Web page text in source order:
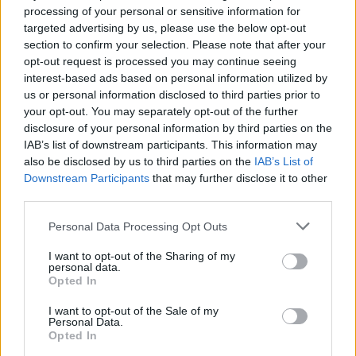
processing of your personal or sensitive information for
targeted advertising by us, please use the below opt-out
section to confirm your selection. Please note that after your
opt-out request is processed you may continue seeing
interest-based ads based on personal information utilized by
us or personal information disclosed to third parties prior to
your opt-out. You may separately opt-out of the further
disclosure of your personal information by third parties on the
IAB’s list of downstream participants. This information may
also be disclosed by us to third parties on the IAB’s List of
Downstream Participants that may further disclose it to other
Personal Data Processing Opt Outs
I want to opt-out of the Sharing of my
personal data.
Opted In
I want to opt-out of the Sale of my
Personal Data.
Opted In
Sprechen Sie neben Spanisch, Französisch, Englisch
und Italienisch noch andere Sprachen, und wie wichtig ist
es Ihnen, Fremdsprachen zu beherrschen?
PC:Es lohnt sich für jeden, mehrere Fremdsprachen zu
sprechen, aber für einen Schauspieler ist es essentiell.
Ich wäre nicht in der Lage gewesen, all diese Filme zu
machen, würde ich nicht mehrere Sprachen sprechen.
Eine Sprache hilft dir dabei, die Kultur zu verstehen.
Zurzeit versuche ich, Portugiesisch zu lernen – ich liebe
den Klang dieser Sprache! Und für meinen nächsten Film
„Wasp Network“ übe ich Spanisch mit kubanischem
Sie haben bereits in vielen Filmen an der Seite Ihres
Ihren neusten Streifen „Everybody Knows“ und „Loving
Pablo“.